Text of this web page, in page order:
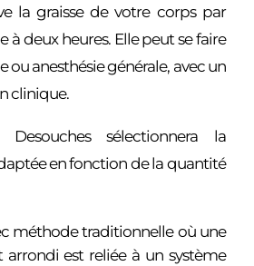
la graisse de votre corps par
à deux heures. Elle peut se faire
ou anesthésie générale, avec un
clinique.
sélectionnera la
en fonction de la quantité
méthode traditionnelle où une
est reliée à un système